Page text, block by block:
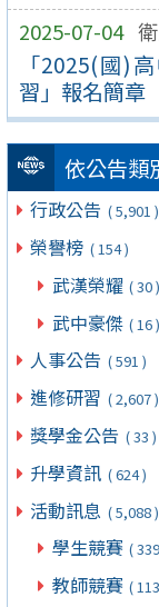
2025-07-04
「2025(國)
習」報名簡章
依公告類
行政公告 ( 5,901 )
榮譽榜 ( 154 )
武漢榮耀 ( 30 )
武中豪傑 ( 16 )
人事公告 ( 591 )
進修研習 ( 2,607 )
獎學金公告 ( 33 )
升學資訊 ( 624 )
活動訊息 ( 5,088 )
學生競賽 (
教師競賽 (